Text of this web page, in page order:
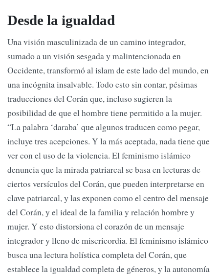
Desde la igualdad
Una visión masculinizada de un camino integrador,
sumado a un visión sesgada y malintencionada en
Occidente, transformó al islam de este lado del mundo, en
una incógnita insalvable. Todo esto sin contar, pésimas
traducciones del Corán que, incluso sugieren la
posibilidad de que el hombre tiene permitido a la mujer.
“La palabra ‘daraba’ que algunos traducen como pegar,
incluye tres acepciones. Y la más aceptada, nada tiene que
ver con el uso de la violencia. El feminismo islámico
denuncia que la mirada patriarcal se basa en lecturas de
ciertos versículos del Corán, que pueden interpretarse en
clave patriarcal, y las exponen como el centro del mensaje
del Corán, y el ideal de la familia y relación hombre y
mujer. Y esto distorsiona el corazón de un mensaje
integrador y lleno de misericordia. El feminismo islámico
busca una lectura holística completa del Corán, que
establece la igualdad completa de géneros, y la autonomía